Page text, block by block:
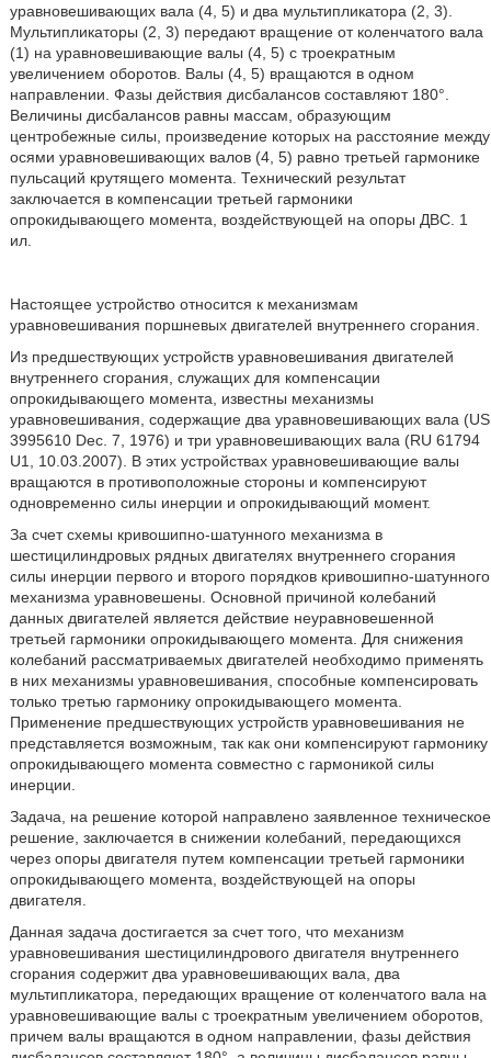
уравновешивающих вала (4, 5) и два мультипликатора (2, 3).
Мультипликаторы (2, 3) передают вращение от коленчатого вала
(1) на уравновешивающие валы (4, 5) с троекратным
увеличением оборотов. Валы (4, 5) вращаются в одном
направлении. Фазы действия дисбалансов составляют 180°.
Величины дисбалансов равны массам, образующим
центробежные силы, произведение которых на расстояние между
осями уравновешивающих валов (4, 5) равно третьей гармонике
пульсаций крутящего момента. Технический результат
заключается в компенсации третьей гармоники
опрокидывающего момента, воздействующей на опоры ДВС. 1
ил.
Настоящее устройство относится к механизмам
уравновешивания поршневых двигателей внутреннего сгорания.
Из предшествующих устройств уравновешивания двигателей
внутреннего сгорания, служащих для компенсации
опрокидывающего момента, известны механизмы
уравновешивания, содержащие два уравновешивающих вала (US
3995610 Dec. 7, 1976) и три уравновешивающих вала (RU 61794
U1, 10.03.2007). В этих устройствах уравновешивающие валы
вращаются в противоположные стороны и компенсируют
одновременно силы инерции и опрокидывающий момент.
За счет схемы кривошипно-шатунного механизма в
шестицилиндровых рядных двигателях внутреннего сгорания
силы инерции первого и второго порядков кривошипно-шатунного
механизма уравновешены. Основной причиной колебаний
данных двигателей является действие неуравновешенной
третьей гармоники опрокидывающего момента. Для снижения
колебаний рассматриваемых двигателей необходимо применять
в них механизмы уравновешивания, способные компенсировать
только третью гармонику опрокидывающего момента.
Применение предшествующих устройств уравновешивания не
представляется возможным, так как они компенсируют гармонику
опрокидывающего момента совместно с гармоникой силы
инерции.
Задача, на решение которой направлено заявленное техническое
решение, заключается в снижении колебаний, передающихся
через опоры двигателя путем компенсации третьей гармоники
опрокидывающего момента, воздействующей на опоры
двигателя.
Данная задача достигается за счет того, что механизм
уравновешивания шестицилиндрового двигателя внутреннего
сгорания содержит два уравновешивающих вала, два
мультипликатора, передающих вращение от коленчатого вала на
уравновешивающие валы с троекратным увеличением оборотов,
причем валы вращаются в одном направлении, фазы действия